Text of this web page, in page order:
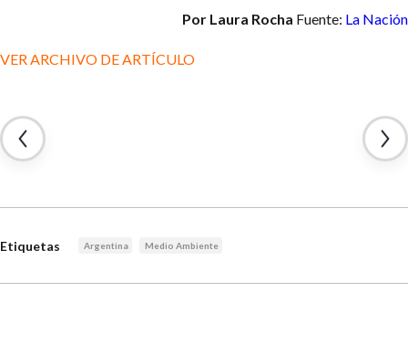
Por Laura Rocha Fuente: La Nación
VER ARCHIVO DE ARTÍCULO
Etiquetas Argentina Medio Ambiente